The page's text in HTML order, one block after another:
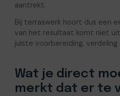
aantrekt.
Bij terraswerk hoort dus een
van het resultaat komt niet
juiste voorbereiding, verdeling
Wat je direct
merkt dat er te